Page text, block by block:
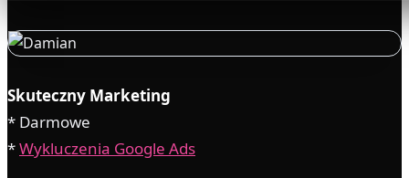
Skuteczny Marketing
* Darmowe
*Wykluczenia Google Ads